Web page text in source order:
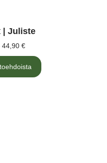
| Juliste
44,90 €